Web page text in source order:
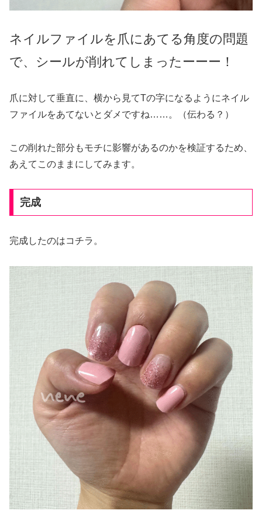
ネイルファイルを爪にあてる角度の問題
で、シールが削れてしまったーーー！
爪に対して垂直に、横から見てTの字になるようにネイル
ファイルをあてないとダメですね……。（伝わる？）
この削れた部分もモチに影響があるのかを検証するため、
あえてこのままにしてみます。
完成
完成したのはコチラ。